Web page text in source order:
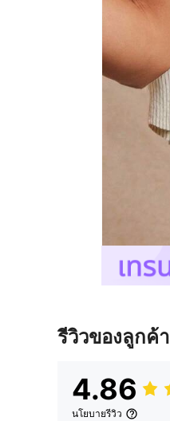
รีวิวของลูกค้า
4.86
นโยบายรีวิว